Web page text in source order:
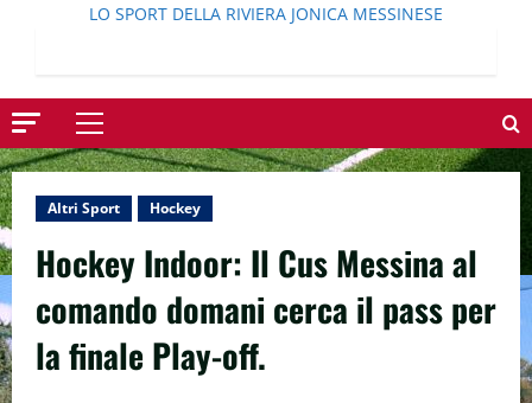
LO SPORT DELLA RIVIERA JONICA MESSINESE
Menu
principale
Altri Sport Hockey
Hockey Indoor: Il Cus Messina al
comando domani cerca il pass per
la finale Play-off.